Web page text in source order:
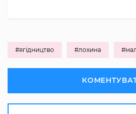
#ягідництво #лохина